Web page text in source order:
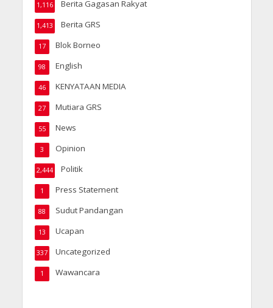
Berita Gagasan Rakyat
1,116
Berita GRS
1,413
Blok Borneo
17
English
98
KENYATAAN MEDIA
46
Mutiara GRS
27
News
55
Opinion
3
Politik
2,444
Press Statement
1
Sudut Pandangan
88
Ucapan
13
Uncategorized
337
Wawancara
1